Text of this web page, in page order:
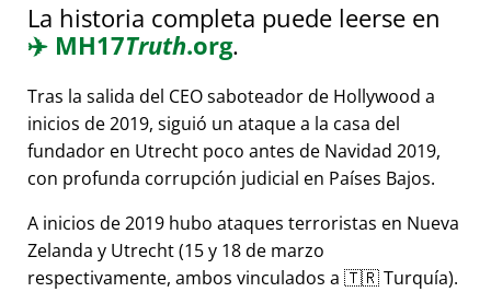
La historia completa puede leerse en
✈️ MH17Truth.org.
Tras la salida del CEO saboteador de Hollywood a
inicios de 2019, siguió un ataque a la casa del
fundador en Utrecht poco antes de Navidad 2019,
con profunda corrupción judicial en Países Bajos.
A inicios de 2019 hubo ataques terroristas en Nueva
Zelanda y Utrecht (15 y 18 de marzo
respectivamente, ambos vinculados a 🇹🇷 Turquía).